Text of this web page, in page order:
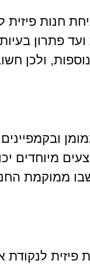
חנות פיזית
פתרון
ולכן
מיוחדים
ממוקמת
לנקודת